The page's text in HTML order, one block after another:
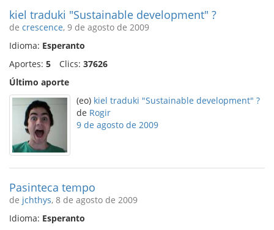
kiel traduki "Sustainable development" ?
de crescence, 9 de agosto de 2009
Idioma: Esperanto
Aportes: 5 Clics: 37626
Último aporte
(eo) kiel traduki "Sustainable development" ?
de Rogir
9 de agosto de 2009
Pasinteca tempo
de jchthys, 8 de agosto de 2009
Idioma: Esperanto